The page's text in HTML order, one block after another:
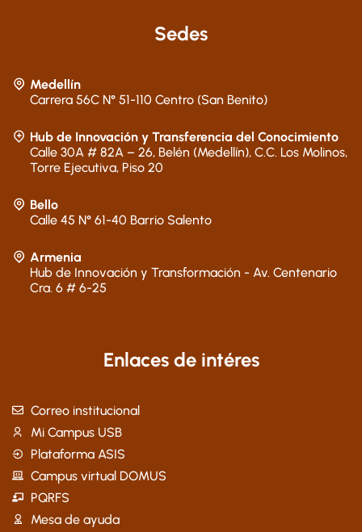
Sedes
Medellín
Carrera 56C N° 51-110 Centro (San Benito)
Hub de Innovación y Transferencia del Conocimiento
Calle 30A # 82A – 26, Belén (Medellín), C.C. Los Molinos,
Torre Ejecutiva, Piso 20
Bello
Calle 45 N° 61-40 Barrio Salento
Armenia
Hub de Innovación y Transformación - Av. Centenario
Cra. 6 # 6-25
Enlaces de intéres
Correo institucional
Mi Campus USB
Plataforma ASIS
Campus virtual DOMUS
PQRFS
Mesa de ayuda